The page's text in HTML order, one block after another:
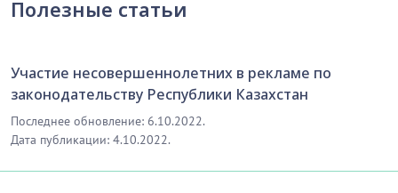
Полезные статьи
Участие несовершеннолетних в рекламе по
законодательству Республики Казахстан
Последнее обновление: 6.10.2022.
Дата публикации: 4.10.2022.